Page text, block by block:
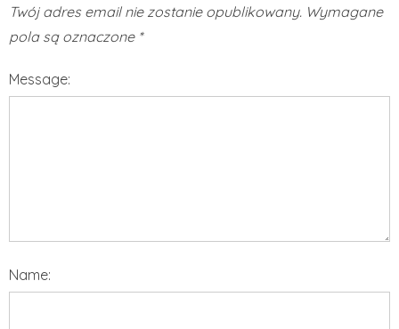
Twój adres email nie zostanie opublikowany. Wymagane
pola są oznaczone *
Message:
Name: